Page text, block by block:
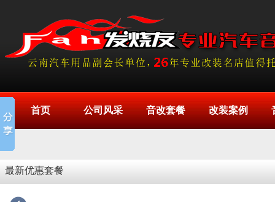
首页 公司风采 音改套餐 改装案例
最新优惠套餐